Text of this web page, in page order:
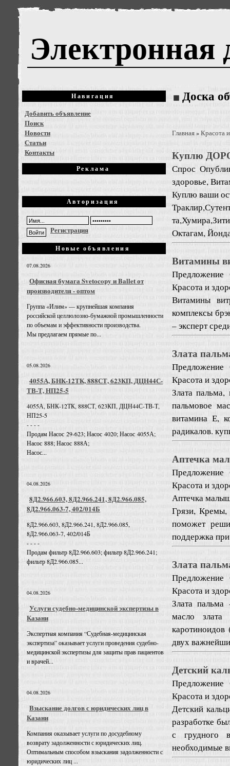
Электронная
Навигация
Добавить объявление
Поиск
Новости
Статьи
Контакты
Реклама
Авторизация
Регистрация
Новые объявления
07.08.2026
Офисная бумага Svetocopy и Ballet от
производителя - оптом
Группа «Илим» — крупнейшая компания
российской целлюлозно-бумажной промышленности
по объемам и эффективности производства.
Мы предлагаем прямые по...
05.08.2026
4055А, БНК-12ТК, 888СТ, 623КП, ДЦН44С-
ТВ-Т, НП25-5
4055А, БНК-12ТК, 888СТ, 623КП, ДЦН44С-ТВ-Т,
НП25-5
- - - -
Продам Насос 29-623; Насос 4020; Насос 4055А;
Насос 888; Насос 888А;
Насос...
04.08.2026
8Д2.966.603, 8Д2.966.241, 8Д2.966.085,
8Д2.966.063-7, 402/014Б
8Д2.966.603, 8Д2.966.241, 8Д2.966.085,
8Д2.966.063-7, 402/014Б
- - - -
Продам фильтр 8Д2.966.603; фильтр 8Д2.966.241;
фильтр 8Д2.966.085...
04.08.2026
Услуги судебно-медицинской экспертизы в
Казани
Экспертная компания “Судебная-медицинская
экспертиза” оказывает услуги проведения судебно-
медицинской экспертизы для защиты прав пациентов
и врачей...
04.08.2026
Взыскание долгов с юридических лиц в
Казани
Компания оказывает услуги по досудебному
возврату задолженности с юридических лиц.
Оптимальным способом взыскания задолженности с
юридических лиц ...
Доска
Главная»Красота
Куплю
Спрос
здоровье,
Куплю ваши
Октагам,
Витамины
Предложение
Красота и
Витамины
комплексы
– эксперт
Злата
Предложение
Красота и
Злата
пальмовое
витамина Е,
радикалов.
Аптечка
Предложение
Красота и
Аптечка
Грязи,
поможет
поддержка
Злата
Предложение
Красота и
Злата пальма
масло
двух
Детский
Предложение
Красота и
Детский
разработке
с грудного
необходимые